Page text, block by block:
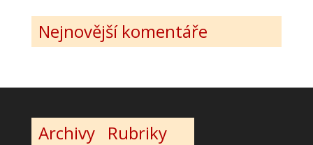
Nejnovější komentáře
Archivy Rubriky